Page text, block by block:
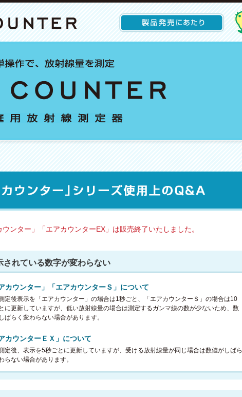
ンター」「エアカウンターEX」は販売終了いたしました。
されている数字が変わらない
アカウンター」「エアカウンターＳ」について
定後表示を「エアカウンター」の場合は1秒ごと、「エアカウンターＳ」の場合は10
に更新していますが、低い放射線量の場合は測定するガンマ線の数が少ないため、数
ばらく変わらない場合があります。
カウンターＥＸ」について
定後、表示を5秒ごとに更新していますが、受ける放射線量が同じ場合は数値がしばら
らない場合があります。